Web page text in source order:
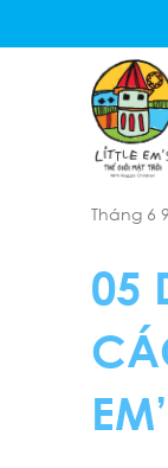
Tháng 6
05